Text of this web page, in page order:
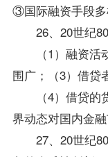
③国际融资手段多
26、20世纪80
（1）融资活动
围广；（3）借贷
（4）借贷的货
界动态对国内金融
27、20世纪80